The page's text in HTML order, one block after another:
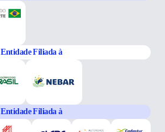
Entidade Filiada à
Entidade Filiada à